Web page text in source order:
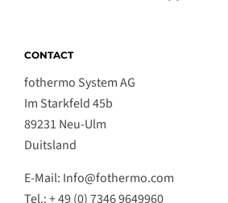
CONTACT
fothermo System AG
Im Starkfeld 45b
89231 Neu-Ulm
Duitsland
E-Mail: Info@fothermo.com
Tel.: + 49 (0) 7346 9649960